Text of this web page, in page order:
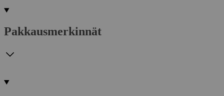
Pakkausmerkinnät